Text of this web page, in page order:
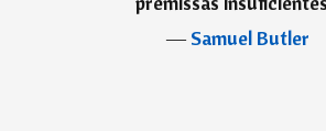
―Samuel Butler